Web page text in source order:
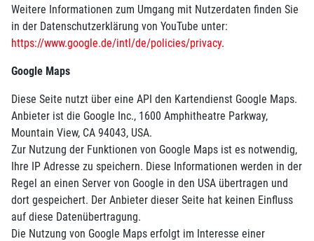
Weitere Informationen zum Umgang mit Nutzerdaten finden Sie
in der Datenschutzerklärung von YouTube unter:
https://www.google.de/intl/de/policies/privacy.
Google Maps
Diese Seite nutzt über eine API den Kartendienst Google Maps.
Anbieter ist die Google Inc., 1600 Amphitheatre Parkway,
Mountain View, CA 94043, USA.
Zur Nutzung der Funktionen von Google Maps ist es notwendig,
Ihre IP Adresse zu speichern. Diese Informationen werden in der
Regel an einen Server von Google in den USA übertragen und
dort gespeichert. Der Anbieter dieser Seite hat keinen Einfluss
auf diese Datenübertragung.
Die Nutzung von Google Maps erfolgt im Interesse einer